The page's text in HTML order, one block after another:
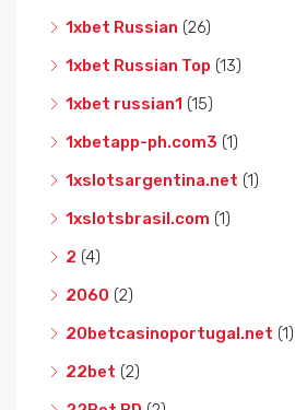
1xbet Russian (26)
1xbet Russian Top (13)
1xbet russian1 (15)
1xbetapp-ph.com3 (1)
1xslotsargentina.net (1)
1xslotsbrasil.com (1)
2 (4)
2060 (2)
20betcasinoportugal.net (1)
22bet (2)